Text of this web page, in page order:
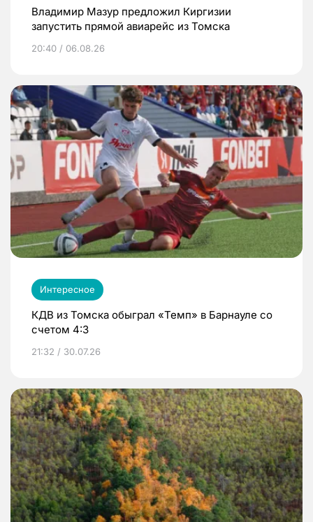
Владимир Мазур предложил Киргизии
запустить прямой авиарейс из Томска
20:40 / 06.08.26
Интересное
КДВ из Томска обыграл «Темп» в Барнауле со
счетом 4:3
21:32 / 30.07.26